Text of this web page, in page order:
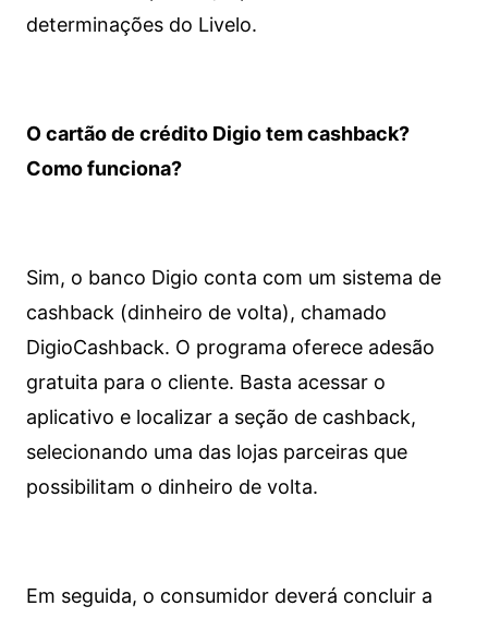
determinações do Livelo.
O cartão de crédito Digio tem cashback?
Como funciona?
Sim, o banco Digio conta com um sistema de
cashback (dinheiro de volta), chamado
DigioCashback. O programa oferece adesão
gratuita para o cliente. Basta acessar o
aplicativo e localizar a seção de cashback,
selecionando uma das lojas parceiras que
possibilitam o dinheiro de volta.
Em seguida, o consumidor deverá concluir a